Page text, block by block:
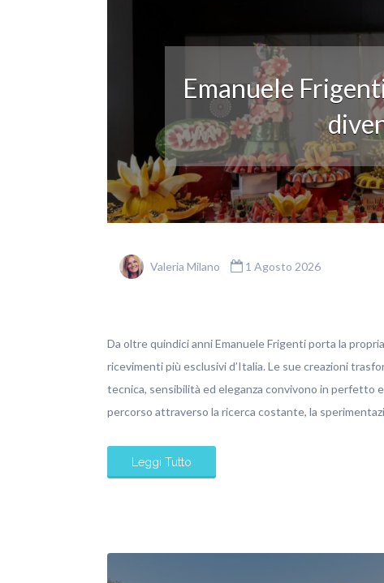
Emanuele
Valeria Milano 1 Agosto 2026
Da oltre quindici anni Emanuele Frigenti porta la
ricevimenti più esclusivi d’Italia. Le sue creazioni
tecnica, sensibilità ed eleganza convivono in
percorso attraverso la ricerca costante, la
Leggi Tutto